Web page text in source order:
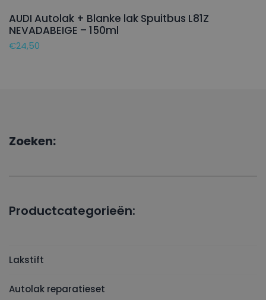
AUDI Autolak + Blanke lak Spuitbus L81Z
NEVADABEIGE – 150ml
€24,50
Zoeken:
Productcategorieën:
Lakstift
Autolak reparatieset